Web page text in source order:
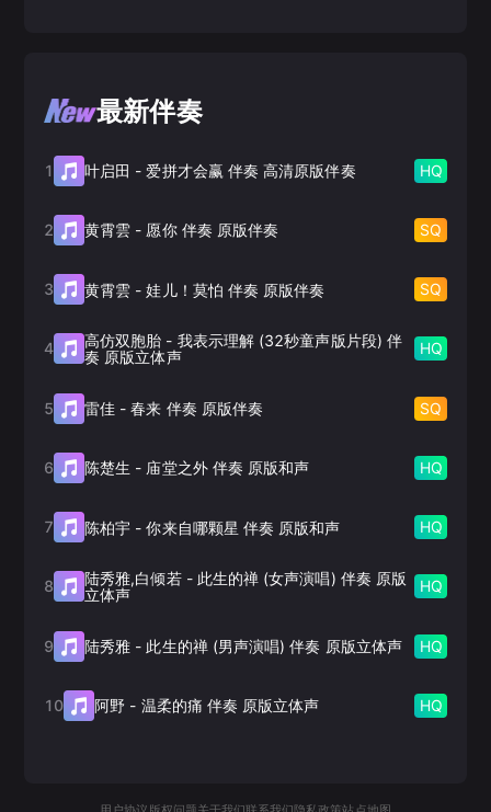
最新伴奏
1 叶启田 -爱拼才会赢 伴奏 高清原版伴奏 HQ
2 黄霄雲 - 愿你 伴奏 原版伴奏 SQ
3 黄霄雲 -娃儿！莫怕 伴奏 原版伴奏 SQ
4 高仿双胞胎 - 我表示理解 (32秒童声版片段) 伴
奏 原版立体声
HQ
5 雷佳 -春来 伴奏 原版伴奏 SQ
6 陈楚生 - 庙堂之外 伴奏 原版和声 HQ
7 陈柏宇 -你来自哪颗星 伴奏 原版和声 HQ
8 陆秀雅,白倾若- 此生的禅 (女声演唱) 伴奏 原版
立体声
HQ
9 陆秀雅 - 此生的禅 (男声演唱) 伴奏 原版立体声 HQ
10 阿野 - 温柔的痛 伴奏 原版立体声 HQ